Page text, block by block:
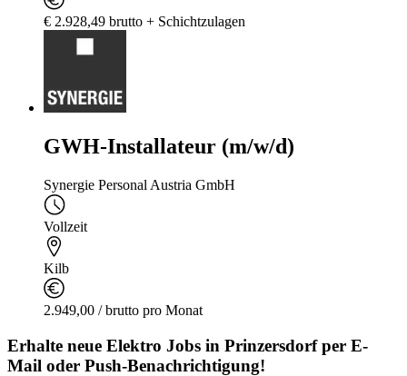
€ 2.928,49 brutto + Schichtzulagen
GWH-Installateur (m/w/d)
Synergie Personal Austria GmbH
Vollzeit
Kilb
2.949,00 / brutto pro Monat
Erhalte neue Elektro Jobs in Prinzersdorfper E-
Mail oder Push-Benachrichtigung!